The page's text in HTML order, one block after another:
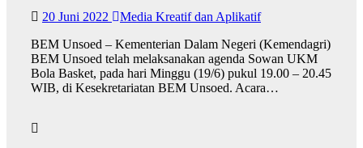
20 Juni 2022
Media Kreatif dan Aplikatif
BEM Unsoed – Kementerian Dalam Negeri (Kemendagri)
BEM Unsoed telah melaksanakan agenda Sowan UKM
Bola Basket, pada hari Minggu (19/6) pukul 19.00 – 20.45
WIB, di Kesekretariatan BEM Unsoed. Acara…